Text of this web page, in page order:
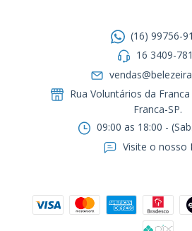
(16) 99756-
16 3409-
Rua Voluntários da
Franca-SP.ㅤㅤㅤㅤㅤㅤㅤㅤㅤㅤㅤ
09:00 as 18:00 -
Visite o nosso